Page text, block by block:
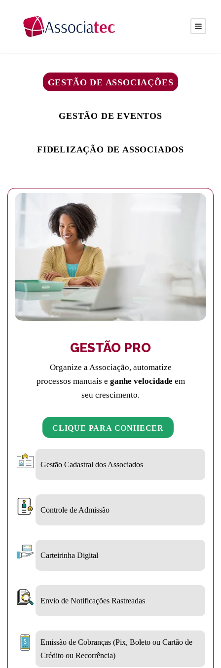
GESTÃO DE ASSOCIAÇÕES
GESTÃO DE EVENTOS
FIDELIZAÇÃO DE ASSOCIADOS
GESTÃO PRO
Organize a Associação, automatize
processos manuais e ganhe velocidade em
seu crescimento.
CLIQUE PARA CONHECER
Gestão Cadastral dos Associados
Controle de Admissão
Carteirinha Digital
Envio de Notificações Rastreadas
Emissão de Cobranças (Pix, Boleto ou Cartão de
Crédito ou Recorrência)